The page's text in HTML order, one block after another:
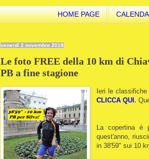
HOME PAGE
venerdì 2 novembre 2018
Le foto FREE della 10 km di
PB a fine stagione
Ieri le
CLICCA QUI .
La copertina
quest'anno,
in 38'59" sui 10